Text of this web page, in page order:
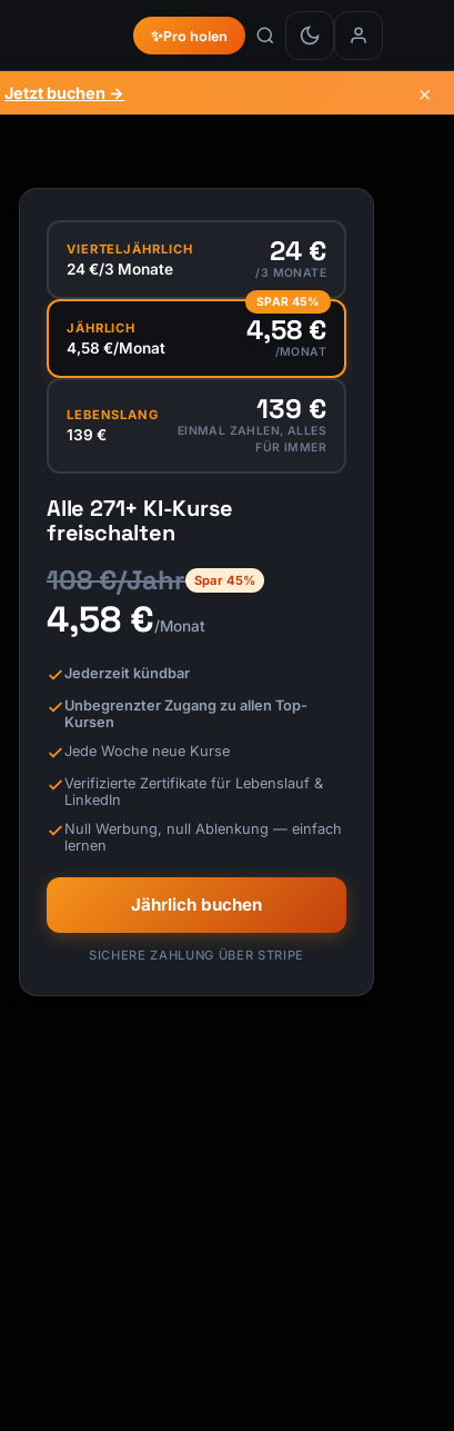
✨Pro holen
Jetzt buchen → ×
VIERTELJÄHRLICH
24 €/3 Monate
24 €
/3 MONATE
SPAR 45%
JÄHRLICH
4,58 €/Monat
4,58 €
/MONAT
LEBENSLANG
139 €
139 €
EINMAL ZAHLEN, ALLES
FÜR IMMER
Alle 271+ KI-Kurse
freischalten
108 €/Jahr Spar 45%
4,58 €/Monat
Jederzeit kündbar
Unbegrenzter Zugang zu allen Top-
Kursen
Jede Woche neue Kurse
Verifizierte Zertifikate für Lebenslauf &
LinkedIn
Null Werbung, null Ablenkung — einfach
lernen
Jährlich buchen
SICHERE ZAHLUNG ÜBER STRIPE